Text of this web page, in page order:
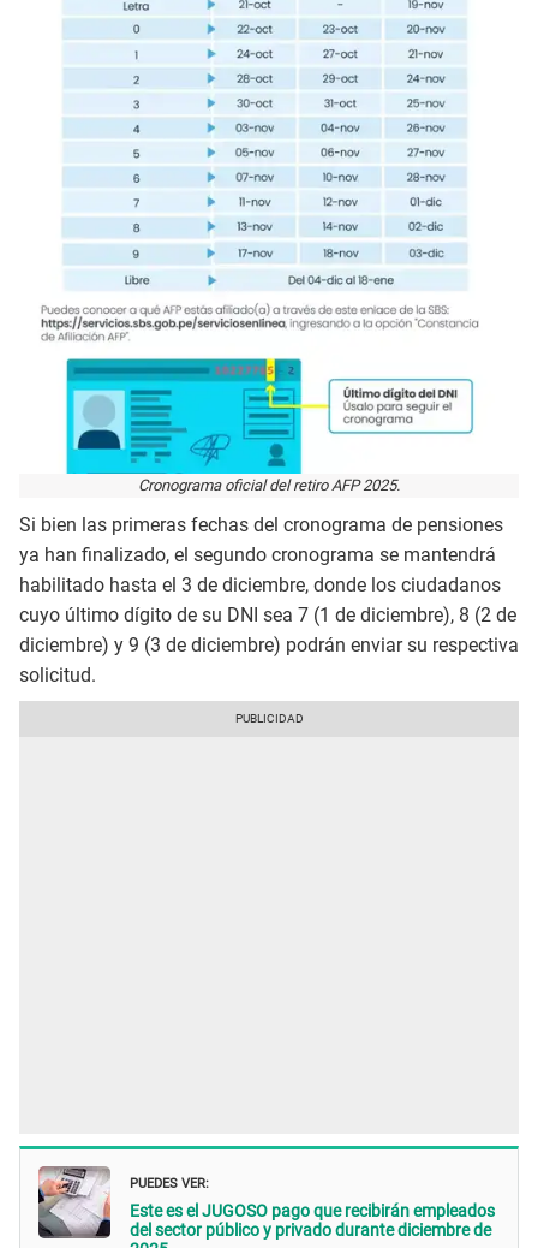
Cronograma oficial del retiro AFP 2025.
Si bien las primeras fechas del cronograma de pensiones
ya han finalizado, el segundo cronograma se mantendrá
habilitado hasta el 3 de diciembre, donde los ciudadanos
cuyo último dígito de su DNI sea 7 (1 de diciembre), 8 (2 de
diciembre) y 9 (3 de diciembre) podrán enviar su respectiva
solicitud.
PUEDES VER:
Este es el JUGOSO pago que recibirán empleados
del sector público y privado durante diciembre de